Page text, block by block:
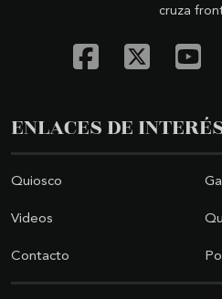
cruza
ENLACES DE
Quiosco
Videos
Contacto